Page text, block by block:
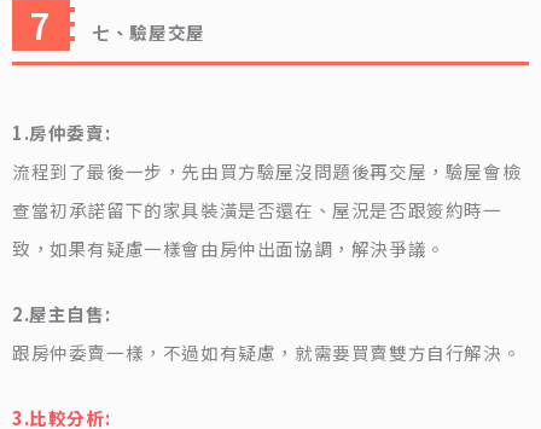
七、驗屋交屋
1.房仲委賣:
流程到了最後一步，先由買方驗屋沒問題後再交屋，驗屋會檢
查當初承諾留下的家具裝潢是否還在、屋況是否跟簽約時一
致，如果有疑慮一樣會由房仲出面協調，解決爭議。
2.屋主自售:
跟房仲委賣一樣，不過如有疑慮，就需要買賣雙方自行解決。
3.比較分析: